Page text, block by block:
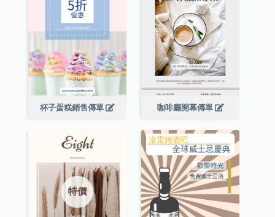
杯子蛋糕銷售傳單 咖啡廳開幕傳單